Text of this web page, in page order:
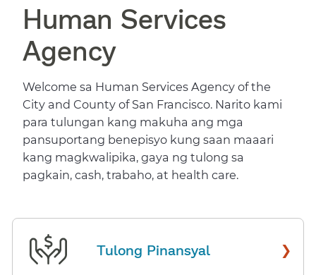
Human Services
Agency​​
Welcome sa Human Services Agency of the
City and County of San Francisco. Narito kami
para tulungan kang makuha ang mga
pansuportang benepisyo kung saan maaari
kang magkwalipika, gaya ng tulong sa
pagkain, cash, trabaho, at health care.​​
Tulong Pinansyal ›